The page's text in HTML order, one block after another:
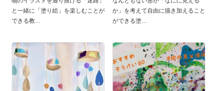
と一緒に「塗り絵」を楽しむことが
できる教
か」を考えて自由に描き加えること
ができる塗